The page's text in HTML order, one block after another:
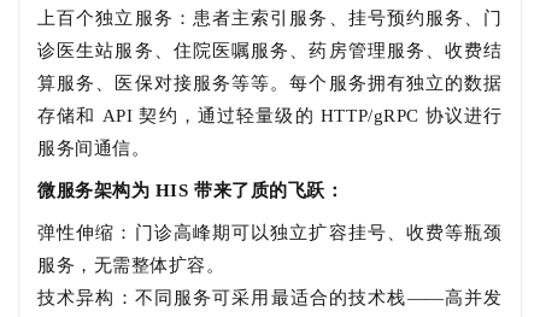
上百个独立服务：患者主索引服务、挂号预约服务、门
诊医生站服务、住院医嘱服务、药房管理服务、收费结
算服务、医保对接服务等等。每个服务拥有独立的数据
存储和 API 契约，通过轻量级的 HTTP/gRPC 协议进行
服务间通信。
微服务架构为 HIS 带来了质的飞跃：
弹性伸缩：门诊高峰期可以独立扩容挂号、收费等瓶颈
服务，无需整体扩容。
技术异构：不同服务可采用最适合的技术栈——高并发